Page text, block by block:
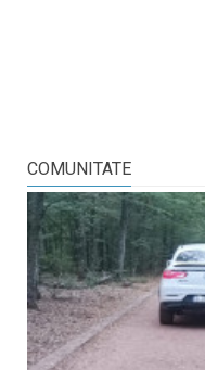
COMUNITATE